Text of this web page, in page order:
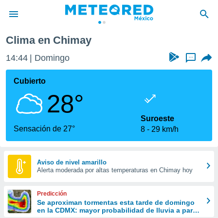
de
ha sido
que se
calidad.
a este
las
y
forma
digital
basada
Clima en Chimay
14:44 Domingo ...
Cubierto
28°
Sensación de 27°
Suroeste
8
29 km/h
Aviso de nivel amarillo
Alerta moderada por altas temperaturas en Chimay hoy
Predicción
Se aproximan tormentas esta tarde de domingo
en la CDMX: mayor probabilidad de lluvia a partir